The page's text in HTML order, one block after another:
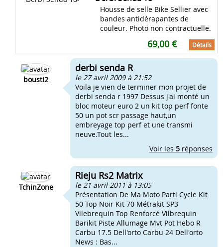
Housse de selle Bike Sellier avec
bandes antidérapantes de
couleur. Photo non contractuelle.
69,00 € Détails
bousti2
derbi senda R
le 27 avril 2009 à 21:52
Voila je vien de terminer mon projet de
derbi senda r 1997 Dessus j'ai monté un
bloc moteur euro 2 un kit top perf fonte
50 un pot scr passage haut,un
embreyage top perf et une transmi
neuve.Tout les...
Voir les 5 réponses
TchinZone
Rieju Rs2 Matrix
le 21 avril 2011 à 13:05
Présentation De Ma Moto Parti Cycle Kit
50 Top Noir Kit 70 Métrakit SP3
Vilebrequin Top Renforcé Vilbrequin
Barikit Piste Allumage Mvt Pot Hebo R
Carbu 17.5 Dell'orto Carbu 24 Dell'orto
News : Bas...